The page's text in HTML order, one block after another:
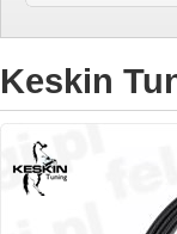
Keskin